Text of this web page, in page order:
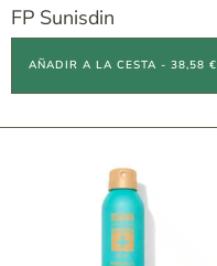
FP Sunisdin
AÑADIR A LA CESTA - 38,58 €